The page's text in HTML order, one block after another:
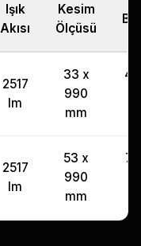
Işık
Akısı
Kesim
Ölçüsü
2517
lm
33 x
990
mm
2517
lm
53 x
990
mm